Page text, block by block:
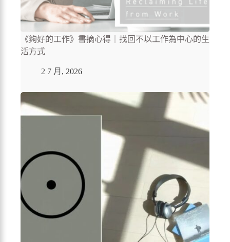
《夠好的工作》書摘心得｜找回不以工作為中心的生
活方式
2 7 月, 2026